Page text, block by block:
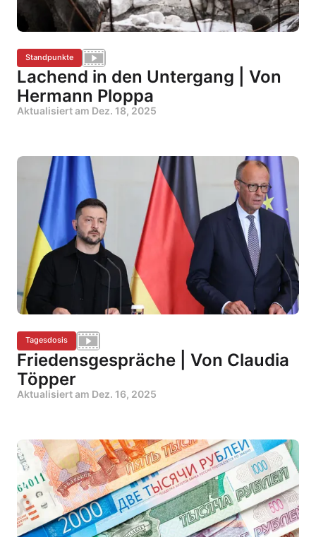
Standpunkte
Lachend in den Untergang | Von
Hermann Ploppa
Aktualisiert am Dez. 18, 2025
Tagesdosis
Friedensgespräche | Von Claudia
Töpper
Aktualisiert am Dez. 16, 2025